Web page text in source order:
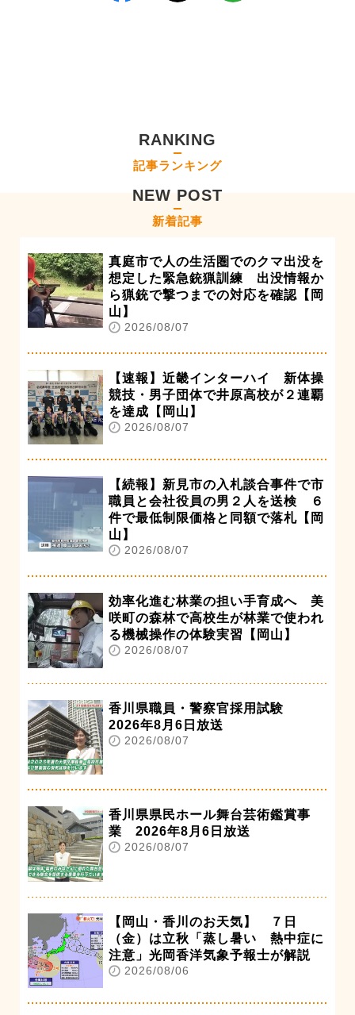
RANKING
記事ランキング
NEW POST
新着記事
真庭市で人の生活圏でのクマ出没を
想定した緊急銃猟訓練 出没情報か
ら猟銃で撃つまでの対応を確認【岡
山】
2026/08/07
【速報】近畿インターハイ 新体操
競技・男子団体で井原高校が２連覇
を達成【岡山】
2026/08/07
【続報】新見市の入札談合事件で市
職員と会社役員の男２人を送検 ６
件で最低制限価格と同額で落札【岡
山】
2026/08/07
効率化進む林業の担い手育成へ 美
咲町の森林で高校生が林業で使われ
る機械操作の体験実習【岡山】
2026/08/07
香川県職員・警察官採用試験
2026年8月6日放送
2026/08/07
香川県県民ホール舞台芸術鑑賞事
業 2026年8月6日放送
2026/08/07
【岡山・香川のお天気】 ７日
（金）は立秋「蒸し暑い 熱中症に
注意」光岡香洋気象予報士が解説
2026/08/06